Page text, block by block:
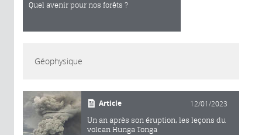
Quel avenir pour nos forêts ?
Géophysique
Article 12/01/2023
Un an après son éruption, les leçons du
volcan Hunga Tonga